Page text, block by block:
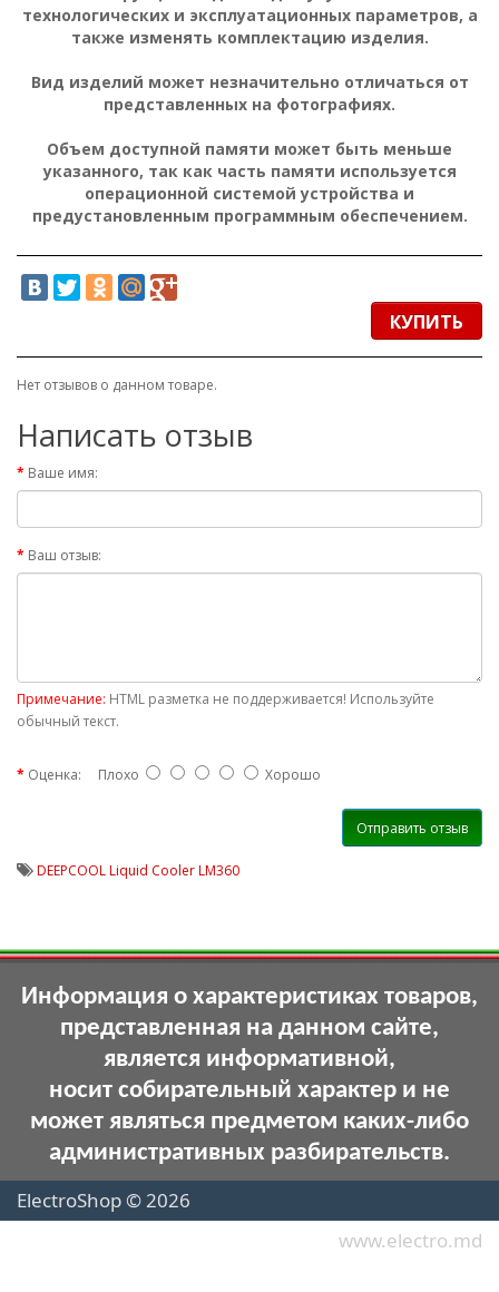
технологических и эксплуатационных параметров, а
также изменять комплектацию изделия.
Вид изделий может незначительно отличаться от
представленных на фотографиях.
Объем доступной памяти может быть меньше
указанного, так как часть памяти используется
операционной системой устройства и
предустановленным программным обеспечением.
КУПИТЬ
Нет отзывов о данном товаре.
Написать отзыв
Ваше имя:
Ваш отзыв:
Примечание: HTML разметка не поддерживается! Используйте
обычный текст.
Оценка: Плохо Хорошо
Отправить отзыв
DEEPCOOL Liquid Cooler LM360
Информация о характеристиках товаров,
представленная на данном сайте,
является информативной,
носит собирательный характер и не
может являться предметом каких-либо
административных разбирательств.
ElectroShop © 2026
www.electro.md